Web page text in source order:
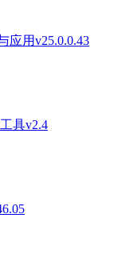
应用v25.0.0.43
具v2.4